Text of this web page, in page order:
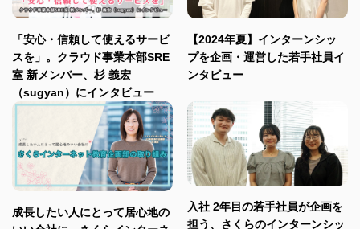
「安心・信頼して使えるサービ
スを」。クラウド事業本部SRE
室 新メンバー、杉 義宏
（sugyan）にインタビュー
【2024年夏】インターンシッ
プを企画・運営した若手社員イ
ンタビュー
成長したい人にとって居心地の
入社 2年目の若手社員が企画を
担う、さくらのインターンシッ